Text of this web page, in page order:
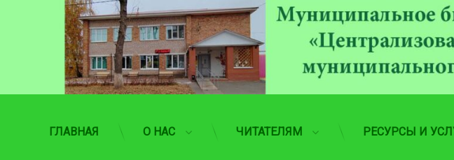
содержимому
ГЛАВНАЯ О НАС ЧИТАТЕЛЯМ РЕСУРСЫ И